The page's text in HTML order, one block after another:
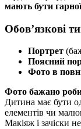
мають бути
Обов’язкові
Портрет
Поясний
Фото в
Фото бажано
Дитина має бути
елементів чи
Макіяж і зачіски